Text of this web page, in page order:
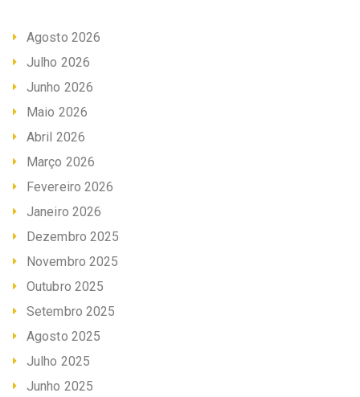
Agosto 2026
Julho 2026
Junho 2026
Maio 2026
Abril 2026
Março 2026
Fevereiro 2026
Janeiro 2026
Dezembro 2025
Novembro 2025
Outubro 2025
Setembro 2025
Agosto 2025
Julho 2025
Junho 2025